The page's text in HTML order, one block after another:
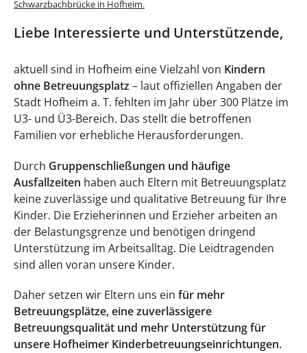
Schwarzbachbrücke in Hofheim.
Liebe Interessierte und Unterstützende,
aktuell sind in Hofheim eine Vielzahl von Kindern
ohne Betreuungsplatz – laut offiziellen Angaben der
Stadt Hofheim a. T. fehlten im Jahr über 300 Plätze im
U3- und Ü3-Bereich. Das stellt die betroffenen
Familien vor erhebliche Herausforderungen.
Durch Gruppenschließungen und häufige
Ausfallzeiten haben auch Eltern mit Betreuungsplatz
keine zuverlässige und qualitative Betreuung für Ihre
Kinder. Die Erzieherinnen und Erzieher arbeiten an
der Belastungsgrenze und benötigen dringend
Unterstützung im Arbeitsalltag. Die Leidtragenden
sind allen voran unsere Kinder.
Daher setzen wir Eltern uns ein für mehr
Betreuungsplätze, eine zuverlässigere
Betreuungsqualität und mehr Unterstützung für
unsere Hofheimer Kinderbetreuungseinrichtungen.